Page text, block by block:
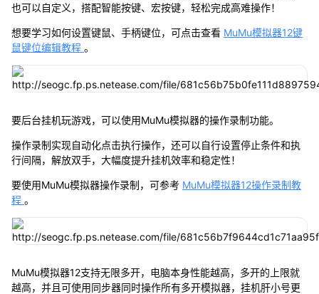
也可以自定义，搭配智能按键、宏按键，轻松完成高难操作！
想要学习如何设置键鼠、手柄键位，可点击查看 MuMu模拟器12键
鼠键位编辑教程 。
要后台挂机玩游戏，可以使用MuMu模拟器的操作录制功能。
操作录制实现自动化点击执行操作，还可以自行设置停止条件和执
行间隔，解放双手，大幅度提升挂机效率和稳定性！
要使用MuMu模拟器操作录制，可参考 MuMu模拟器12操作录制教
程 。
MuMu模拟器12支持无限多开，电脑本身性能越高，多开的上限就
越高，并且可使用同步器同时操作所有多开模拟器，挂机肝小号更